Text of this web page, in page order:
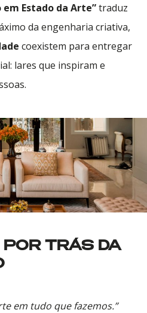
em Estado da Arte”traduz
da engenharia criativa,
coexistem para entregar
lares que inspiram e
TRÁS DA
em tudo que fazemos.”